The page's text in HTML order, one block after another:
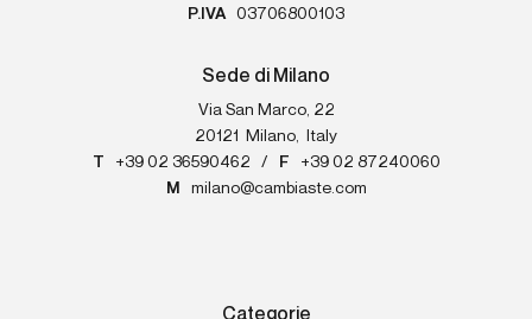
P.IVA
03706800103
Sede di Milano
Via San Marco, 22
20121
Milano
Italy
T
+39 02 36590462 / F
+39 02 87240060
M
milano@cambiaste.com
Categorie